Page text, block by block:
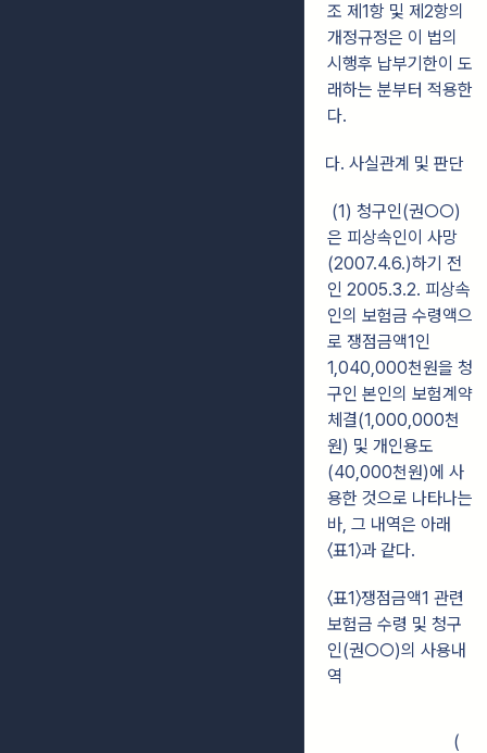
조 제1항 및 제2항의
개정규정은 이 법의
시행후 납부기한이 도
래하는 분부터 적용한
다.
다. 사실관계 및 판단
(1) 청구인(권○○)
은 피상속인이 사망
(2007.4.6.)하기 전
인 2005.3.2. 피상속
인의 보험금 수령액으
로 쟁점금액1인
1,040,000천원을 청
구인 본인의 보험계약
체결(1,000,000천
원) 및 개인용도
(40,000천원)에 사
용한 것으로 나타나는
바, 그 내역은 아래
〈표1〉과 같다.
〈표1〉쟁점금액1 관련
보험금 수령 및 청구
인(권○○)의 사용내
역
(